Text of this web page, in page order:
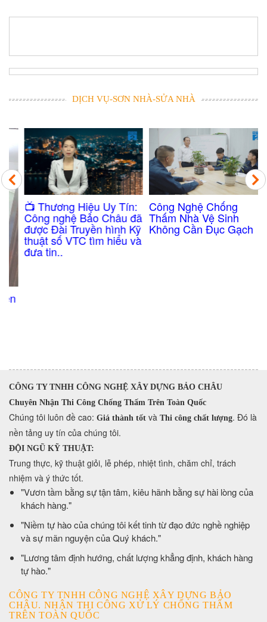
DỊCH VỤ-SƠN NHÀ-SỬA NHÀ
​📺 Thương Hiệu Uy Tín:
Công nghệ Bảo Châu đã
được Đài Truyền hình Kỹ
thuật số VTC tìm hiểu và
đưa tin..
Công Nghệ Chống
Thấm Nhà Vệ Sinh
Không Cần Đục Gạch
CÔNG TY TNHH CÔNG NGHỆ XÂY DỰNG BẢO CHÂU
Chuyên Nhận Thi Công Chống Thấm Trên Toàn Quốc
​Chúng tôi luôn đề cao: Giá thành tốt và Thi công chất lượng. Đó là
nền tảng uy tín của chúng tôi.
ĐỘI NGŨ KỸ THUẬT:
Trung thực, kỹ thuật giỏi, lễ phép, nhiệt tình, chăm chỉ, trách
nhiệm và ý thức tốt.
​"Vươn tầm bằng sự tận tâm, kiêu hãnh bằng sự hài lòng của
khách hàng."
​"Niềm tự hào của chúng tôi kết tinh từ đạo đức nghề nghiệp
và sự mãn nguyện của Quý khách."
​"Lương tâm định hướng, chất lượng khẳng định, khách hàng
tự hào."
CÔNG TY TNHH CÔNG NGHỆ XÂY DỰNG BẢO
CHÂU. NHẬN THI CÔNG XỬ LÝ CHỐNG THẤM
TRÊN TOÀN QUỐC